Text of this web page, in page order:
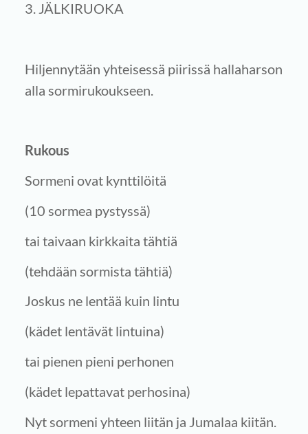
3. JÄLKIRUOKA
Hiljennytään yhteisessä piirissä hallaharson
alla sormirukoukseen.
Rukous
Sormeni ovat kynttilöitä
(10 sormea pystyssä)
tai taivaan kirkkaita tähtiä
(tehdään sormista tähtiä)
Joskus ne lentää kuin lintu
(kädet lentävät lintuina)
tai pienen pieni perhonen
(kädet lepattavat perhosina)
Nyt sormeni yhteen liitän ja Jumalaa kiitän.